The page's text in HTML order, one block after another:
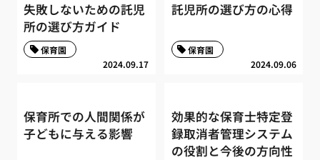
失敗しないための託児
所の選び方ガイド
2024.09.17
保育園
託児所の選び方の心得
2024.09.06
保育園
保育所での人間関係が
子どもに与える影響
効果的な保育士特定登
録取消者管理システム
の役割と今後の方向性